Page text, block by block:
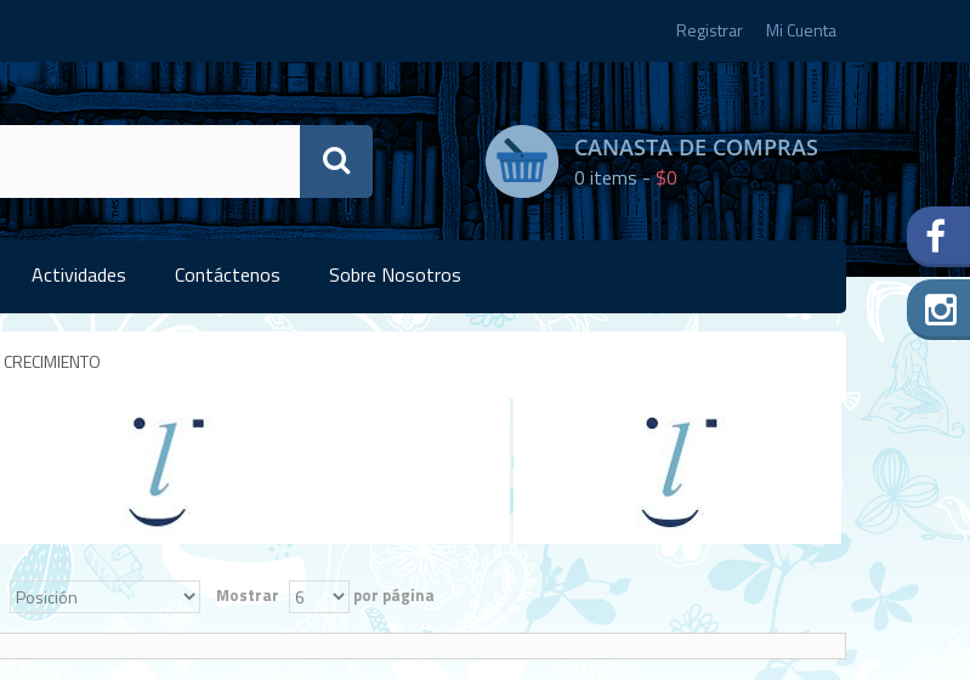
Registrar Mi Cuenta
CANASTA DE COMPRAS
0items -$0
Actividades Contáctenos Sobre Nosotros
CRECIMIENTO
Mostrar por página